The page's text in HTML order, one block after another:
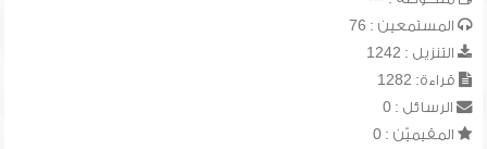
المستمعين : 76
التنزيل : 1242
قراءة: 1282
الرسائل : 0
المقيميّن : 0